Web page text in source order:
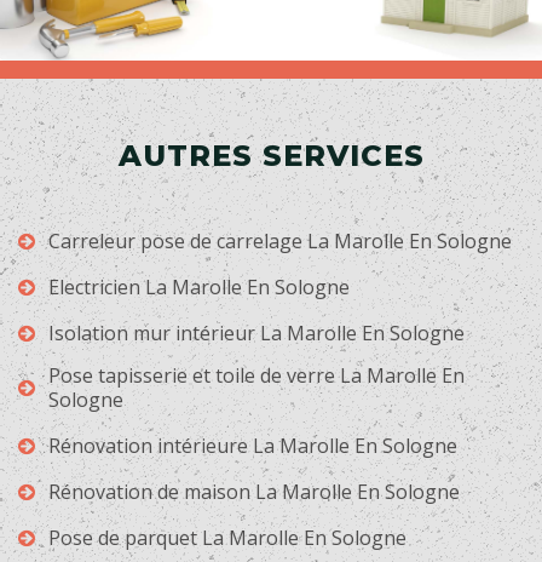
AUTRES SERVICES
Carreleur pose de carrelage La Marolle En Sologne
Electricien La Marolle En Sologne
Isolation mur intérieur La Marolle En Sologne
Pose tapisserie et toile de verre La Marolle En
Sologne
Rénovation intérieure La Marolle En Sologne
Rénovation de maison La Marolle En Sologne
Pose de parquet La Marolle En Sologne